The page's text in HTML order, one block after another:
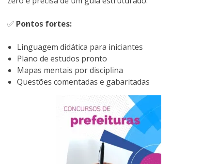
✅ Pontos fortes:
Linguagem didática para iniciantes
Plano de estudos pronto
Mapas mentais por disciplina
Questões comentadas e gabaritadas